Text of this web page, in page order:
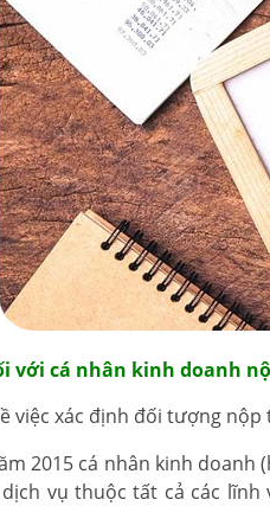
với cá nhân kinh doanh
việc xác định đối tượng
2015 cá nhân kinh doanh
vụ thuộc tất cả các